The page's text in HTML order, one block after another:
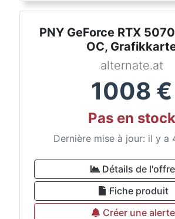
PNY GeForce RTX
OC,
alternate.at
1008 €
Pas en stock
Dernière mise à jour: il y a
Détails de l'offre
Fiche produit
Créer une alerte